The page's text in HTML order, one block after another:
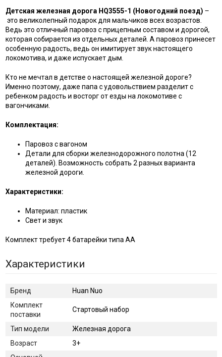
Детская железная дорога HQ3555-1 (Новогодний поезд) –
это великолепный подарок для мальчиков всех возрастов.
Ведь это отличный паровоз с прицепным составом и дорогой,
которая собирается из отдельных деталей. А паровоз принесет
особенную радость, ведь он имитирует звук настоящего
локомотива, и даже испускает дым.
Кто не мечтал в детстве о настоящей железной дороге?
Именно поэтому, даже папа с удовольствием разделит с
ребенком радость и восторг от езды на локомотиве с
вагончиками.
Комплектация:
Паровоз с вагоном
Детали для сборки железнодорожного полотна (12
деталей). Возможность собрать 2 разных варианта
железной дороги.
Характеристики:
Материал: пластик
Свет и звук
Комплект требует 4 батарейки типа АА
Характеристики
Бренд
Huan Nuo
Комплект
поставки
Стартовый набор
Тип модели
Железная дорога
Возраст
3+